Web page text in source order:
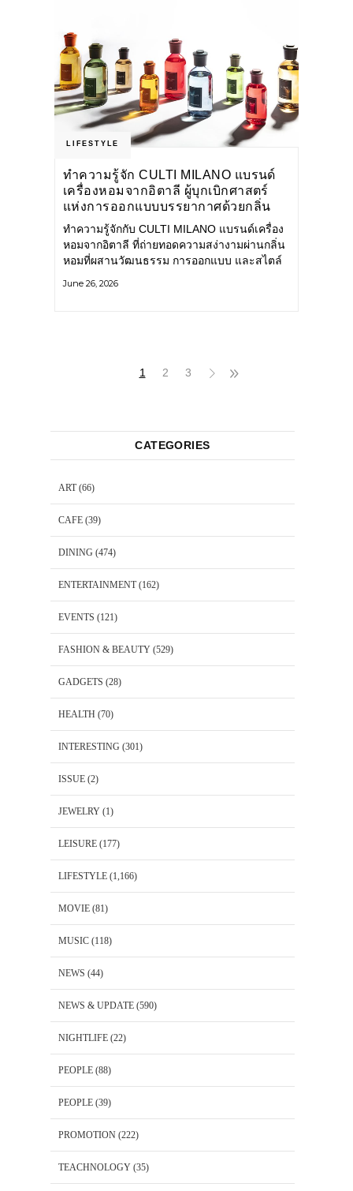
LIFESTYLE
ทำความรู้จัก CULTI MILANO แบรนด์
เครื่องหอมจากอิตาลี ผู้บุกเบิกศาสตร์
แห่งการออกแบบบรรยากาศด้วยกลิ่น
หอม ผสานสไตล์อันโดดเด่นอย่างลงตัว
ทำความรู้จักกับ CULTI MILANO แบรนด์เครื่อง
หอมจากอิตาลี ที่ถ่ายทอดความสง่างามผ่านกลิ่น
หอมที่ผสานวัฒนธรรม การออกแบบ และสไตล์
แบรนด์เครื่องหอมระดับลักชัวรีดีไซน์เอกลักษณ์
June 26, 2026
1 2 3
CATEGORIES
ART(66)
CAFE (39)
DINING (474)
ENTERTAINMENT(162)
EVENTS (121)
FASHION & BEAUTY (529)
GADGETS (28)
HEALTH (70)
INTERESTING (301)
ISSUE (2)
JEWELRY (1)
LEISURE (177)
LIFESTYLE (1,166)
MOVIE (81)
MUSIC (118)
NEWS (44)
NEWS & UPDATE (590)
NIGHTLIFE (22)
PEOPLE (88)
PEOPLE (39)
PROMOTION (222)
TEACHNOLOGY (35)